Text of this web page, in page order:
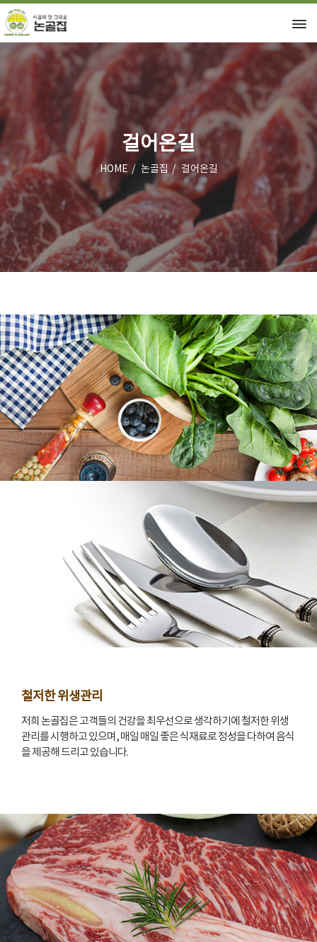
걸어온길
HOME 논골집 걸어온길
철저한 위생관리
저희 논골집은 고객들의 건강을 최우선으로 생각하기에 철저한 위생
관리를 시행하고 있으며, 매일 매일 좋은 식재료로 정성을 다하여 음식
을 제공해 드리고 있습니다.